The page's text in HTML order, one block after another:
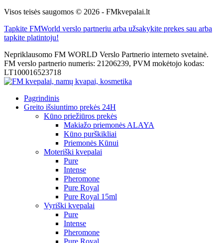
Visos teisės saugomos © 2026 - FMkvepalai.lt
Tapkite FMWorld verslo partneriu arba užsakykite prekes sau arba
tapkite platintoju!
Nepriklausomo FM WORLD Verslo Partnerio interneto svetainė.
FM verslo partnerio numeris: 21206239, PVM mokėtojo kodas:
LT100016523718
Pagrindinis
Greito išsiuntimo prekės 24H
Kūno priežiūros prekės
Makiažo priemonės ALAYA
Kūno purškikliai
Priemonės Kūnui
Moteriški kvepalai
Pure
Intense
Pheromone
Pure Royal
Pure Royal 15ml
Vyriški kvepalai
Pure
Intense
Pheromone